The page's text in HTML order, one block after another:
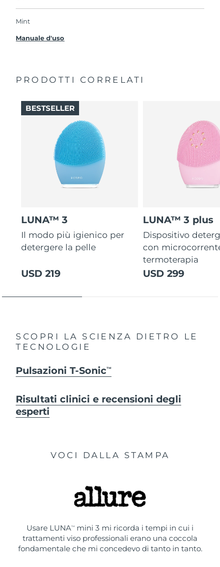
gratuitamente.
Mint
Manuale d'uso
PRODOTTI CORRELATI
LUNA™ 3
Il modo più igienico per
detergere la pelle
USD 219
BESTSELLER
LUNA™ 3 plus
Dispositivo
con
termoterapia
USD 299
SCOPRI LA SCIENZA DIETRO LE
TECNOLOGIE
Pulsazioni T-SonicTM
Risultati clinici e recensioni degli
esperti
VOCI DALLA STAMPA
Usare LUNATM
mini 3 mi ricorda i tempi in cui i
trattamenti viso professionali erano una coccola
fondamentale che mi concedevo di tanto in tanto.